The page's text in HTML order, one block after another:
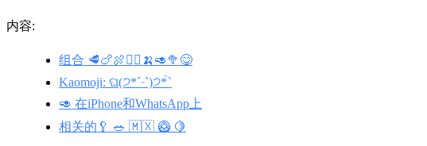
内容:
组合 🥩🍗🍖🙅‍♀️🍌🥑🥦😋
Kaomoji: ଘ(੭*ˊᵕˋ)੭* ̀ˋ
🥑 在iPhone和WhatsApp上
相关的🥄 🥗 🇲🇽 🥝 🍋